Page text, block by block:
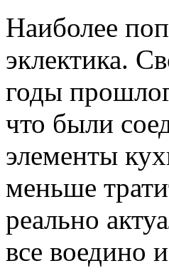
Наиболее
эклектика.
годы
что были
элементы
меньше
реально
все воедино